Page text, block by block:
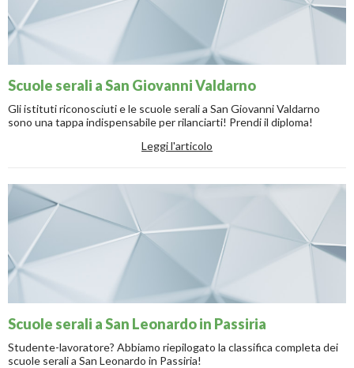
Scuole serali a San Giovanni Valdarno
Gli istituti riconosciuti e le scuole serali a San Giovanni Valdarno
sono una tappa indispensabile per rilanciarti! Prendi il diploma!
Leggi l'articolo
Scuole serali a San Leonardo in Passiria
Studente-lavoratore? Abbiamo riepilogato la classifica completa dei
scuole serali a San Leonardo in Passiria!